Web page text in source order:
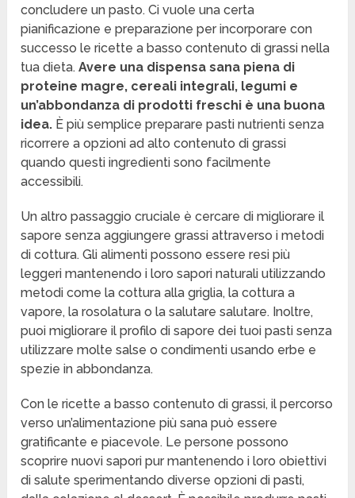
concludere un pasto. Ci vuole una certa
pianificazione e preparazione per incorporare con
successo le ricette a basso contenuto di grassi nella
tua dieta. Avere una dispensa sana piena di
proteine magre, cereali integrali, legumi e
un’abbondanza di prodotti freschi è una buona
idea. È più semplice preparare pasti nutrienti senza
ricorrere a opzioni ad alto contenuto di grassi
quando questi ingredienti sono facilmente
accessibili.
Un altro passaggio cruciale è cercare di migliorare il
sapore senza aggiungere grassi attraverso i metodi
di cottura. Gli alimenti possono essere resi più
leggeri mantenendo i loro sapori naturali utilizzando
metodi come la cottura alla griglia, la cottura a
vapore, la rosolatura o la salutare salutare. Inoltre,
puoi migliorare il profilo di sapore dei tuoi pasti senza
utilizzare molte salse o condimenti usando erbe e
spezie in abbondanza.
Con le ricette a basso contenuto di grassi, il percorso
verso un’alimentazione più sana può essere
gratificante e piacevole. Le persone possono
scoprire nuovi sapori pur mantenendo i loro obiettivi
di salute sperimentando diverse opzioni di pasti,